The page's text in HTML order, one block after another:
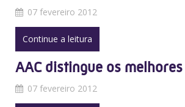
07 fevereiro 2012
Continue a leitura
AAC distingue os
07 fevereiro 2012